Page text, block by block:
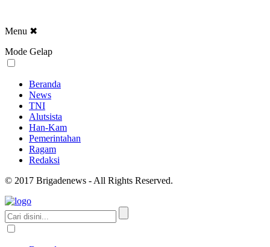
Menu ✖
Mode Gelap
Beranda
News
TNI
Alutsista
Han-Kam
Pemerintahan
Ragam
Redaksi
© 2017 Brigadenews - All Rights Reserved.